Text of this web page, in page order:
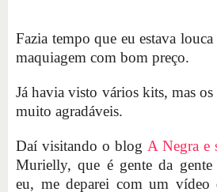
Fazia tempo que eu estava
maquiagem com bom preço.
Já havia visto vários kits, mas os
muito agradáveis.
Daí visitando o blog A Negra e
Murielly, que é gente da
eu, me deparei com um vídeo